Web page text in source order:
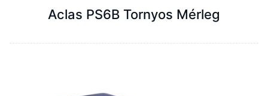
Aclas PS6B Tornyos Mérleg